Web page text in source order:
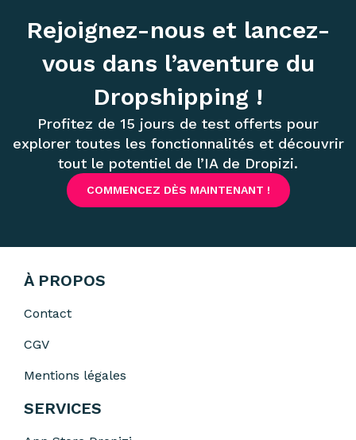
Rejoignez-nous et lancez-
vous dans l’aventure du
Dropshipping !
Profitez de 15 jours de test offerts pour
explorer toutes les fonctionnalités et découvrir
tout le potentiel de l’IA de Dropizi.
COMMENCEZ DÈS MAINTENANT !
À PROPOS
Contact
CGV
Mentions légales
SERVICES